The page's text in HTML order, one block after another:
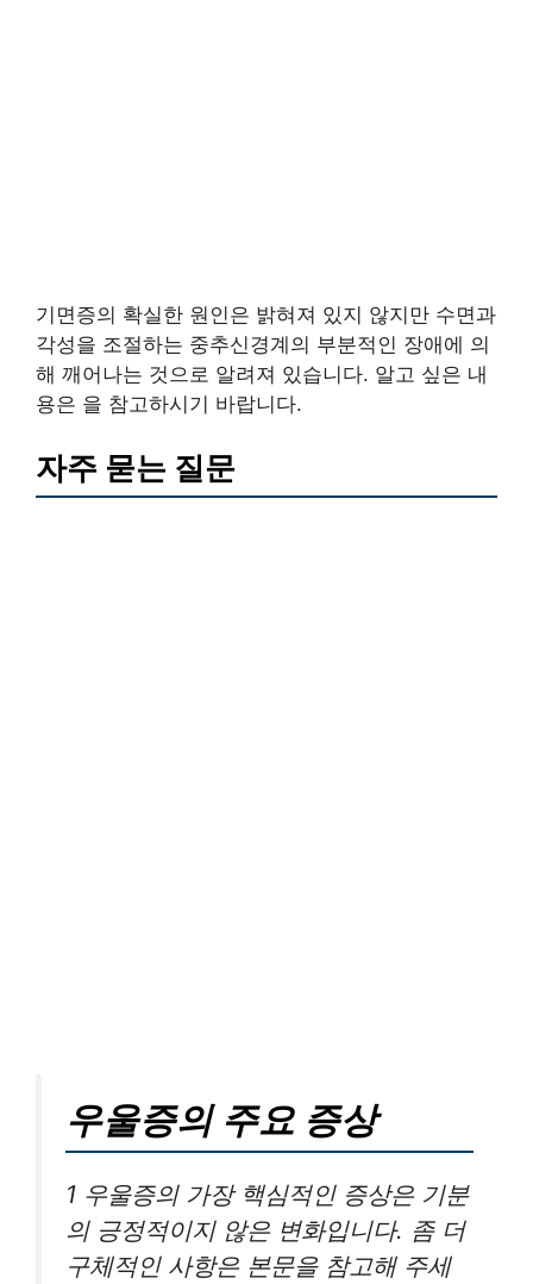
기면증의 확실한 원인은 밝혀져 있지 않지만 수면과
각성을 조절하는 중추신경계의 부분적인 장애에 의
해 깨어나는 것으로 알려져 있습니다. 알고 싶은 내
용은 을 참고하시기 바랍니다.
자주 묻는 질문
우울증의 주요 증상
1 우울증의 가장 핵심적인 증상은 기분
의 긍정적이지 않은 변화입니다. 좀 더
구체적인 사항은 본문을 참고해 주세